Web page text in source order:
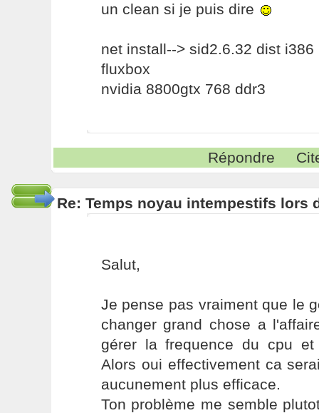
un clean si je puis dire
net install--> sid2.6.32 dist i386
fluxbox
nvidia 8800gtx 768 ddr3
Répondre
Re: Temps noyau intempestifs lors
Salut,
Je pense pas vraiment que le
changer grand chose a
gérer la frequence du cpu
Alors oui effectivement ca
aucunement plus efficace.
Ton problème me semble